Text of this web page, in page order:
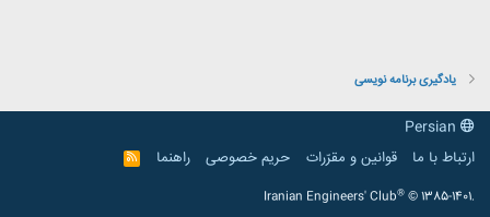
یادگیری برنامه نویسی
ارتباط با ما
قوانین و مقرّرات حریم خصوصی راهنما
R
S
Iranian Engineers' Club® © 1385-1401.